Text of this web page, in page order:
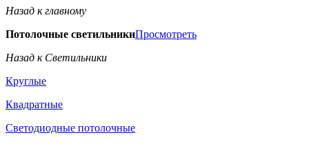
Назад к главному
Потолочные светильникиПросмотреть
Назад к Светильники
Круглые
Квадратные
Светодиодные потолочные